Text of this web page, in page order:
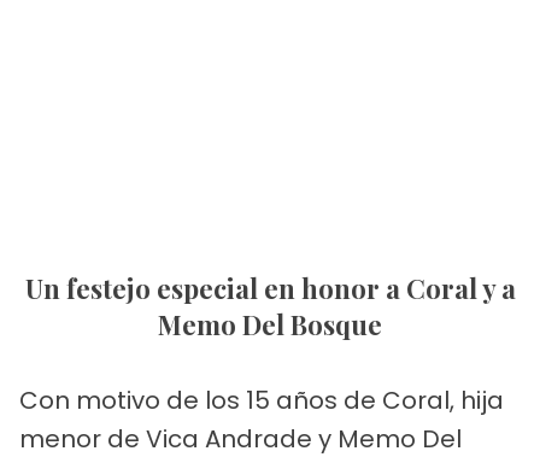
Un festejo especial en honor a Coral y a
Memo Del Bosque
Con motivo de los 15 años de Coral, hija
menor de Vica Andrade y Memo Del